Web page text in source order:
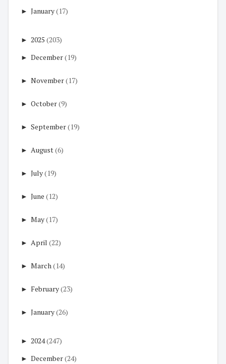
► January(17)
► 2025 (203)
► December(19)
► November(17)
► October(9)
► September(19)
► August(6)
► July(19)
► June (12)
► May(17)
► April (22)
► March(14)
► February(23)
► January(26)
► 2024(247)
► December(24)